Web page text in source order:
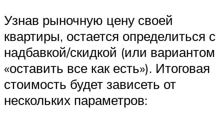
Узнав рыночную цену своей
квартиры, остается определиться с
надбавкой/скидкой (или вариантом
«оставить все как есть»). Итоговая
стоимость будет зависеть от
нескольких параметров: